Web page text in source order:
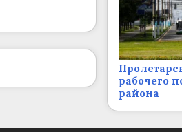
рабочего
района